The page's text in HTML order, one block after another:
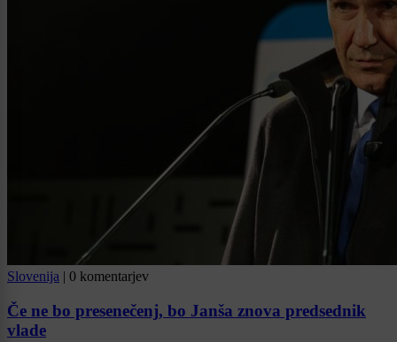
Slovenija | 0 komentarjev
Če ne bo presenečenj, bo Janša znova predsednik
vlade